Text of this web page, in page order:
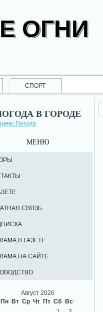
ОГНИ
СПОРТ
В ГОРОДЕ
МЕНЮ
СВЯЗЬ
В ГАЗЕТЕ
НА САЙТЕ
Август 2026
Пн Вт Ср Чт Пт Сб
Вс